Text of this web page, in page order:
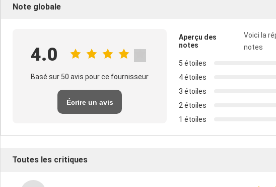
Note globale
4.0
Basé sur 50 avis pour ce fournisseur
Écrire un avis
Aperçu des
notes
Voici la
notes
5 étoiles
4 étoiles
3 étoiles
2 étoiles
1 étoiles
Toutes les critiques